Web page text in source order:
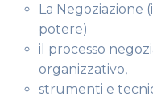
La Negoziazione
potere)
il processo
organizzativo,
strumenti e